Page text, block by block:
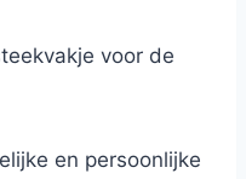
voor de
en persoonlijke